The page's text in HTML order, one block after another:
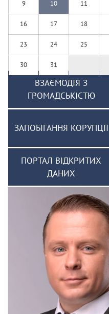
9 10 11
16 17 18
23 24 25
30 31
ВЗАЄМОДІЯ З
ГРОМАДСЬКІСТЮ
ЗАПОБІГАННЯ КОРУПЦІЇ
ПОРТАЛ ВІДКРИТИХ
ДАНИХ